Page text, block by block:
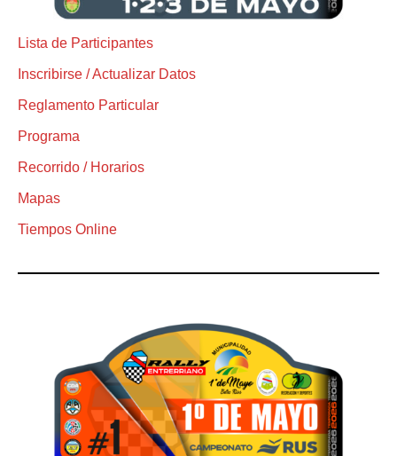
Lista de Participantes
Inscribirse / Actualizar Datos
Reglamento Particular
Programa
Recorrido / Horarios
Mapas
Tiempos Online